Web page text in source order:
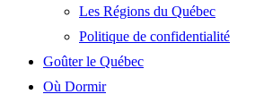
Les Régions du Québec
Politique de confidentialité
Goûter le Québec
Où Dormir